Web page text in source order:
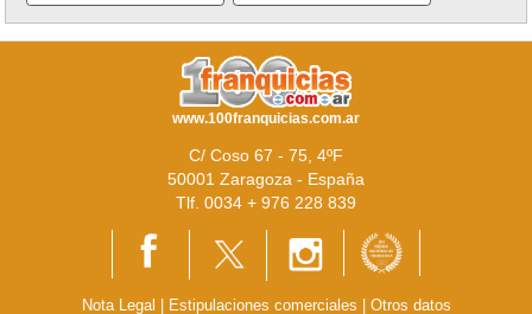
www.100franquicias.com.ar
C/ Coso 67 - 75, 4ºF
50001 Zaragoza - España
Tlf. 0034 + 976 228 839
Nota Legal | Estipulaciones comerciales | Otros datos